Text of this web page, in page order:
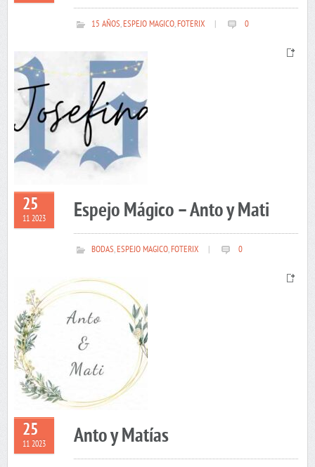
15 AÑOS,ESPEJO MAGICO,FOTERIX 0
25
11 2023 Espejo Mágico – Anto y Mati
BODAS,ESPEJO MAGICO,FOTERIX 0
25
11 2023 Anto y Matías